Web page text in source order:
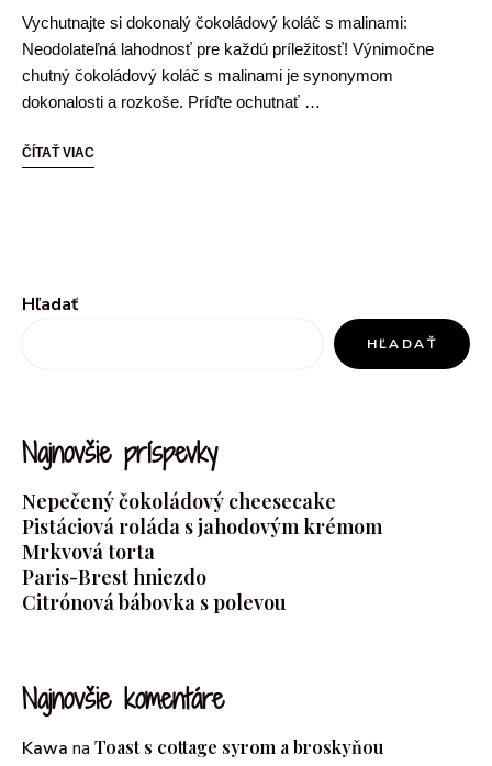
Vychutnajte si dokonalý čokoládový koláč s malinami:
Neodolateľná lahodnosť pre každú príležitosť! Výnimočne
chutný čokoládový koláč s malinami je synonymom
dokonalosti a rozkoše. Príďte ochutnať …
ČÍTAŤ VIAC
Hľadať
HĽADAŤ
Najnovšie príspevky
Nepečený čokoládový cheesecake
Pistáciová roláda s jahodovým krémom
Mrkvová torta
Paris-Brest hniezdo
Citrónová bábovka s polevou
Najnovšie komentáre
Kawa na Toast s cottage syrom a broskyňou